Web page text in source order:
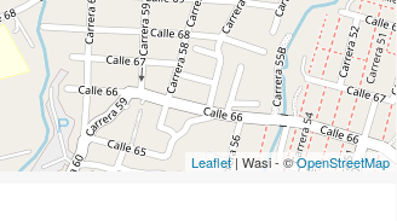
Leaflet| Wasi - ©OpenStreetMap